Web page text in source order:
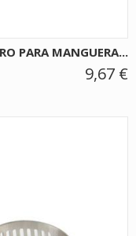
PARA MANGUERA...
9,67 €